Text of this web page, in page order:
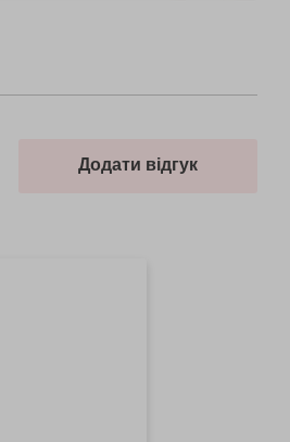
Додати відгук